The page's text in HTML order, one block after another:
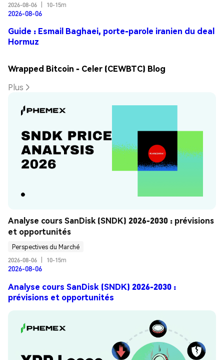
2026-08-06
10-15m
2026-08-06
Guide : Esmail Baghaei, porte-parole iranien du deal
Hormuz
Wrapped Bitcoin - Celer (CEWBTC) Blog
Plus
Analyse cours SanDisk (SNDK) 2026-2030 : prévisions
et opportunités
Perspectives du Marché
2026-08-06
10-15m
2026-08-06
Analyse cours SanDisk (SNDK) 2026-2030 :
prévisions et opportunités